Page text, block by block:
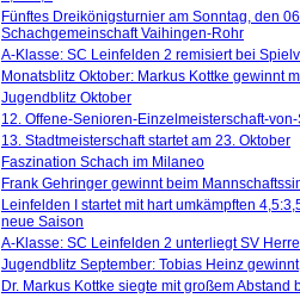
Fünftes Dreikönigsturnier am Sonntag, den
Schachgemeinschaft Vaihingen-Rohr
A-Klasse: SC Leinfelden 2 remisiert bei
Monatsblitz Oktober: Markus Kottke gewinnt
Jugendblitz Oktober
12. Offene-Senioren-Einzelmeisterschaft-
13. Stadtmeisterschaft startet am 23. Oktober
Faszination Schach im Milaneo
Frank Gehringer gewinnt beim
Leinfelden I startet mit hart umkämpften
neue Saison
A-Klasse: SC Leinfelden 2 unterliegt SV
Jugendblitz September: Tobias Heinz gewinnt
Dr. Markus Kottke siegte mit großem